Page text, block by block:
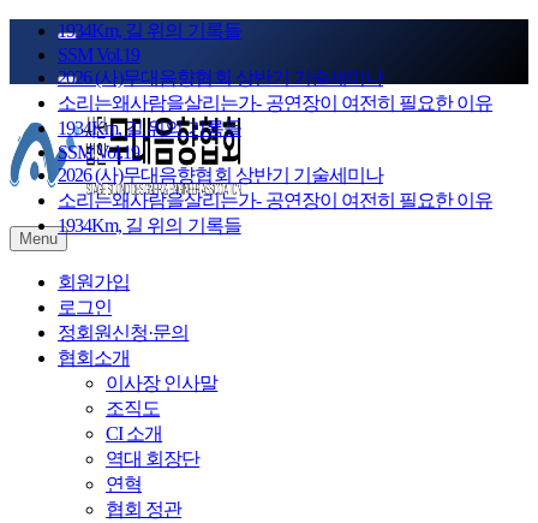
Skip
content
1934Km, 길 위의 기록들
SSM Vol.19
2026 (사)무대음향협회 상반기 기술세미나
소리는왜사람을살리는가- 공연장이 여전히 필요한 이유
1934Km, 길 위의 기록들
SSM Vol.19
2026 (사)무대음향협회 상반기 기술세미나
소리는왜사람을살리는가- 공연장이 여전히 필요한 이유
1934Km, 길 위의 기록들
(사)무대음향협회
STAGE SOUND KOREA
Menu
회원가입
로그인
정회원신청·문의
협회소개
이사장 인사말
조직도
CI 소개
역대 회장단
연혁
협회 정관